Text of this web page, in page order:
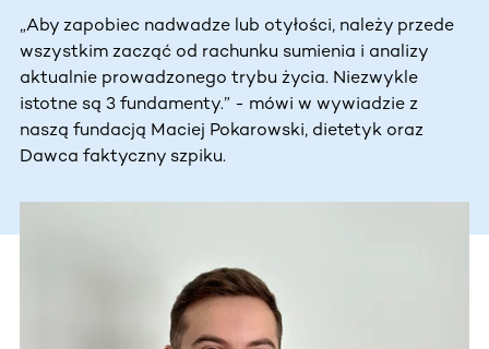
„Aby zapobiec nadwadze lub otyłości, należy przede
wszystkim zacząć od rachunku sumienia i analizy
aktualnie prowadzonego trybu życia. Niezwykle
istotne są 3 fundamenty.” - mówi w wywiadzie z
naszą fundacją Maciej Pokarowski, dietetyk oraz
Dawca faktyczny szpiku.